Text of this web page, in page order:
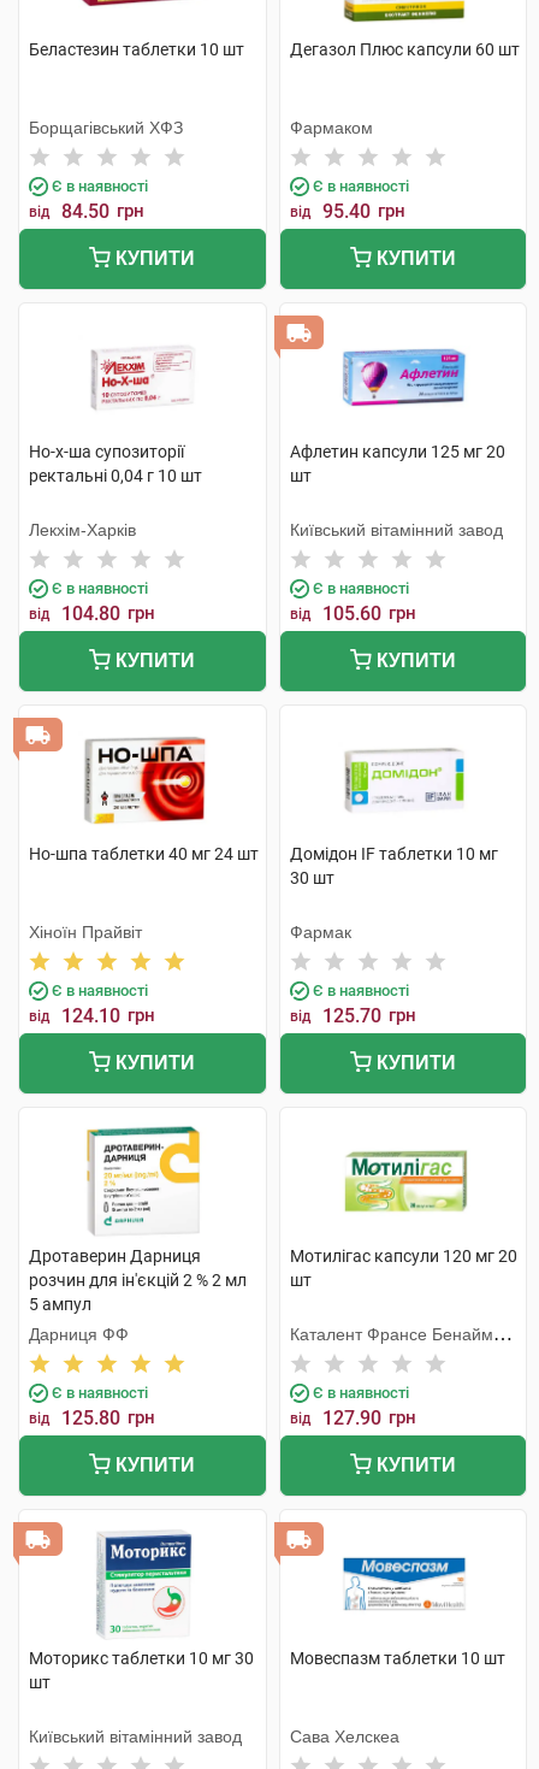
Беластезин таблетки 10 шт
Борщагівський ХФЗ
Є в наявності
від 84.50 грн
КУПИТИ
Дегазол Плюс капсули 60 шт
Фармаком
Є в наявності
від 95.40 грн
КУПИТИ
Но-х-ша супозиторії
ректальні 0,04 г 10 шт
Лекхім-Харків
Є в наявності
від 104.80 грн
КУПИТИ
Афлетин капсули 125 мг 20
шт
Київський вітамінний завод
Є в наявності
від 105.60 грн
КУПИТИ
Но-шпа таблетки 40 мг 24 шт
Хіноїн Прайвіт
Є в наявності
від 124.10 грн
КУПИТИ
Домідон IF таблетки 10 мг
30 шт
Фармак
Є в наявності
від 125.70 грн
КУПИТИ
Дротаверин Дарниця
розчин для ін'єкцій 2 % 2 мл
5 ампул
Дарниця ФФ
Є в наявності
від 125.80 грн
КУПИТИ
Мотилігас капсули 120 мг 20
шт
Каталент Франсе Бенайм
СА
Є в наявності
від 127.90 грн
КУПИТИ
Моторикс таблетки 10 мг 30
шт
Київський вітамінний завод
Мовеспазм таблетки 10 шт
Сава Хелскеа